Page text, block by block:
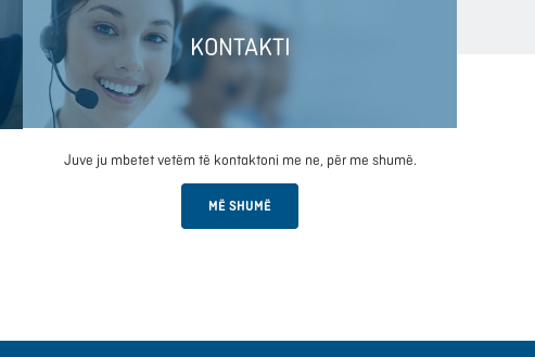
KONTAKTI
Juve ju mbetet vetëm të kontaktoni me ne, për me shumë.
MË SHUMË